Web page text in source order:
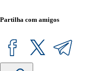
Partilha com amigos